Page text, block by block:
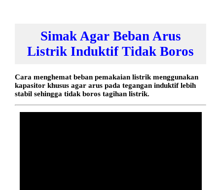
Simak Agar Beban Arus
Listrik Induktif Tidak Boros
Cara menghemat beban pemakaian listrik menggunakan
kapasitor khusus agar arus pada tegangan induktif lebih
stabil sehingga tidak boros tagihan listrik.